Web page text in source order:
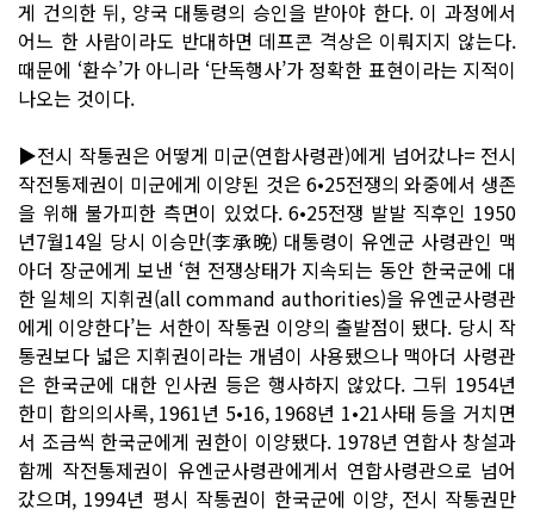
게 건의한 뒤, 양국 대통령의 승인을 받아야 한다. 이 과정에서
어느 한 사람이라도 반대하면 데프콘 격상은 이뤄지지 않는다.
때문에 ‘환수’가 아니라 ‘단독행사’가 정확한 표현이라는 지적이
나오는 것이다.
▶전시 작통권은 어떻게 미군(연합사령관)에게 넘어갔나= 전시
작전통제권이 미군에게 이양된 것은 6•25전쟁의 와중에서 생존
을 위해 불가피한 측면이 있었다. 6•25전쟁 발발 직후인 1950
년7월14일 당시 이승만(李承晩) 대통령이 유엔군 사령관인 맥
아더 장군에게 보낸 ‘현 전쟁상태가 지속되는 동안 한국군에 대
한 일체의 지휘권(all command authorities)을 유엔군사령관
에게 이양한다’는 서한이 작통권 이양의 출발점이 됐다. 당시 작
통권보다 넓은 지휘권이라는 개념이 사용됐으나 맥아더 사령관
은 한국군에 대한 인사권 등은 행사하지 않았다. 그뒤 1954년
한미 합의의사록, 1961년 5•16, 1968년 1•21사태 등을 거치면
서 조금씩 한국군에게 권한이 이양됐다. 1978년 연합사 창설과
함께 작전통제권이 유엔군사령관에게서 연합사령관으로 넘어
갔으며, 1994년 평시 작통권이 한국군에 이양, 전시 작통권만